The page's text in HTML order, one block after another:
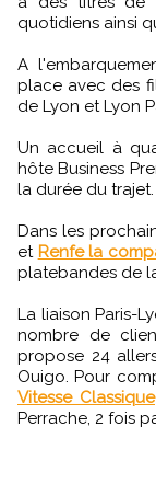
quotidiens ainsi
A
place avec des
de Lyon et Lyon
Un accueil à
hôte Business
la durée du trajet.
Dans les
et Renfe la
platebandes de
La liaison Paris-
nombre de
propose 24
Ouigo. Pour
Vitesse Classique
Perrache, 2 fois